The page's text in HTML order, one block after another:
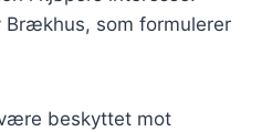
som formulerer
beskyttet mot